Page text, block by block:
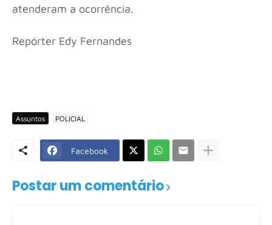
atenderam a ocorrência.
Repórter Edy Fernandes
Assuntos POLICIAL
Facebook
Postar um comentário